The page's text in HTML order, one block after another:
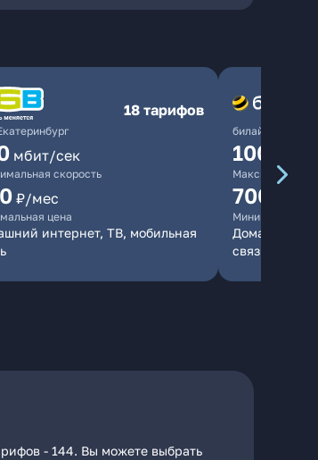
18 тарифов
мбит/сек
скорость
₽/мес
цена
интернет, ТВ, мобильная
билайн
1000
Максимальная
700
Минимальная
Домашний
связь
- 144. Вы можете выбрать